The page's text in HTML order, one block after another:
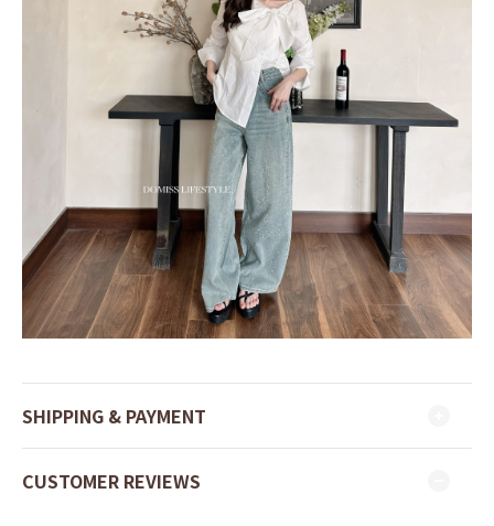
SHIPPING & PAYMENT
CUSTOMER REVIEWS